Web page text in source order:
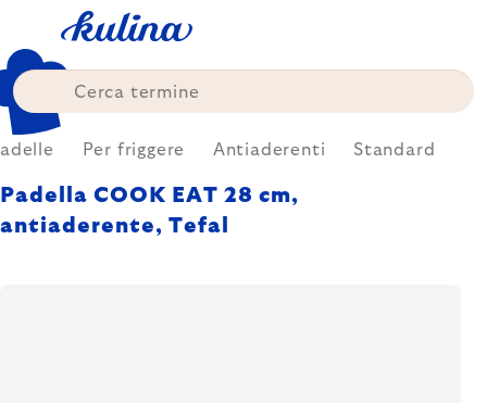
content
Per friggere Antiaderenti Standard
Padella COOK EAT 28 cm,
antiaderente, Tefal